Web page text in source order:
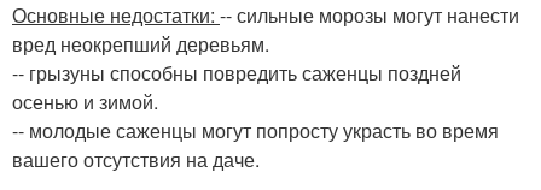
Основные недостатки: -- сильные морозы могут нанести
вред неокрепший деревьям.
-- грызуны способны повредить саженцы поздней
осенью и зимой.
-- молодые саженцы могут попросту украсть во время
вашего отсутствия на даче.